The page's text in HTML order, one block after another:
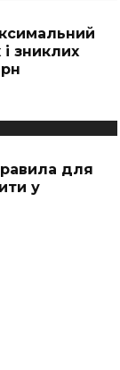
зниклих
для
у